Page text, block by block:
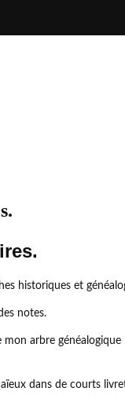
historiques et
notes.
arbre
dans de courts